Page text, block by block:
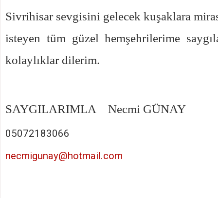
Sivrihisar sevgisini gelecek kuşaklara
isteyen tüm güzel hemşehrilerime
kolaylıklar dilerim.
SAYGILARIMLA Necmi GÜNAY
05072183066
necmigunay@hotmail.com